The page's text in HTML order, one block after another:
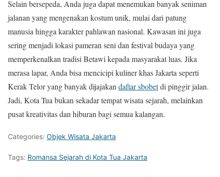
Selain bersepeda, Anda juga dapat menemukan banyak seniman
jalanan yang mengenakan kostum unik, mulai dari patung
manusia hingga karakter pahlawan nasional. Kawasan ini juga
sering menjadi lokasi pameran seni dan festival budaya yang
memperkenalkan tradisi Betawi kepada masyarakat luas. Jika
merasa lapar, Anda bisa mencicipi kuliner khas Jakarta seperti
Kerak Telor yang banyak dijajakan daftar sbobetdi pinggir jalan.
Jadi, Kota Tua bukan sekadar tempat wisata sejarah, melainkan
pusat kreativitas dan hiburan bagi semua kalangan.
Categories: Objek Wisata Jakarta
Tags: Romansa Sejarah di Kota Tua Jakarta